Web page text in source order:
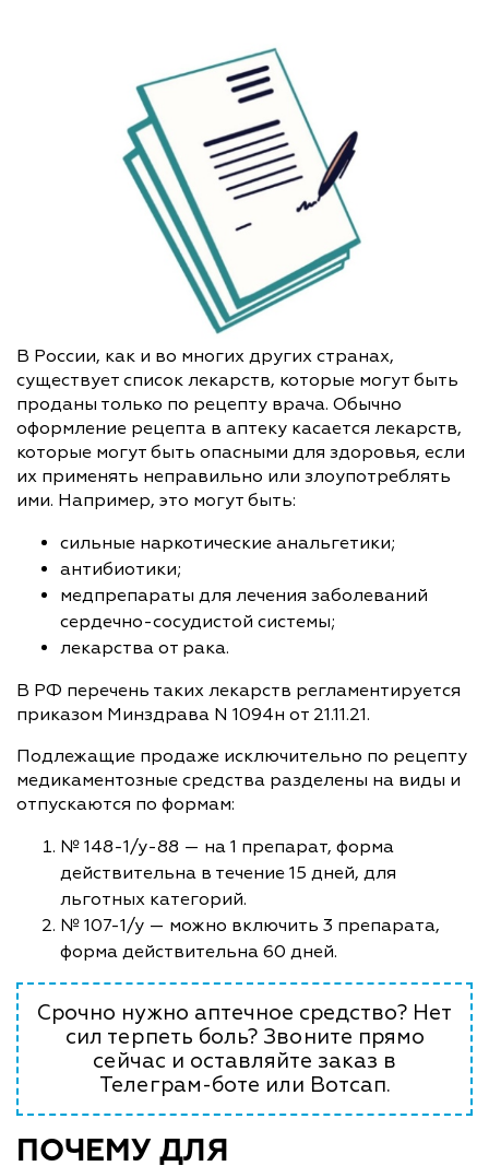
В России, как и во многих других странах,
существует список лекарств, которые могут быть
проданы только по рецепту врача. Обычно
оформление рецепта в аптеку касается лекарств,
которые могут быть опасными для здоровья, если
их применять неправильно или злоупотреблять
ими. Например, это могут быть:
сильные наркотические анальгетики;
антибиотики;
медпрепараты для лечения заболеваний
сердечно-сосудистой системы;
лекарства от рака.
В РФ перечень таких лекарств регламентируется
приказом Минздрава N 1094н от 21.11.21.
Подлежащие продаже исключительно по рецепту
медикаментозные средства разделены на виды и
отпускаются по формам:
№ 148-1/у-88 — на 1 препарат, форма
действительна в течение 15 дней, для
льготных категорий.
№ 107-1/у — можно включить 3 препарата,
форма действительна 60 дней.
Срочно нужно аптечное средство? Нет
сил терпеть боль? Звоните прямо
сейчас и оставляйте заказ в
Телеграм-боте или Вотсап.
ПОЧЕМУ ДЛЯ